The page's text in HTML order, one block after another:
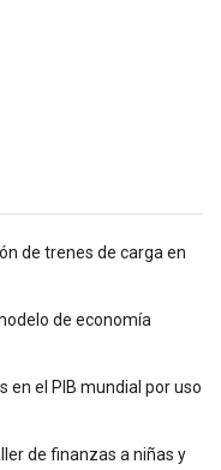
de trenes de carga en
de economía
en el PIB mundial por uso
de finanzas a niñas y